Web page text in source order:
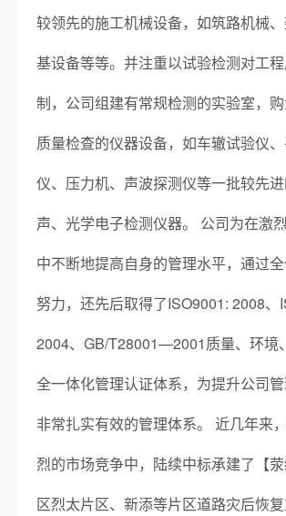
较领先的施工机械设备，如筑路机械
基设备等等。并注重以试验检测对工
制，公司组建有常规检测的实验室，
质量检查的仪器设备，如车辙试验仪
仪、压力机、声波探测仪等一批较先
声、光学电子检测仪器。 公司为在激
中不断地提高自身的管理水平，通过
努力，还先后取得了ISO9001: 2008、
2004、GB/T28001—2001质量、环境
全一体化管理认证体系，为提升公司
非常扎实有效的管理体系。 近几年来
烈的市场竞争中，陆续中标承建了【
区烈太片区、新添等片区道路灾后恢复